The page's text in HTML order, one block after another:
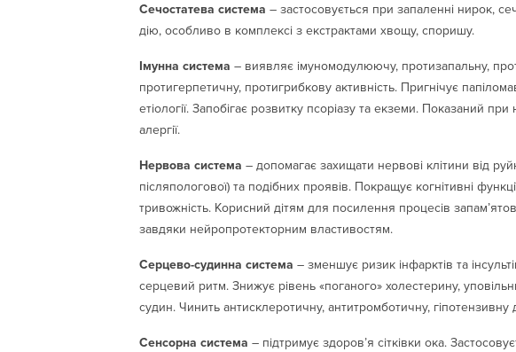
Сечостатева система – застосовується при запаленні нирок,
дію, особливо в комплексі з екстрактами хвощу, споришу.
Імунна система – виявляє імуномодулюючу, протизапальну,
протигерпетичну, протигрибкову активність. Пригнічує
етіології. Запобігає розвитку псоріазу та екземи. Показаний
алергії.
Нервова система – допомагає захищати нервові клітини від
післяпологової) та подібних проявів. Покращує когнітивні
тривожність. Корисний дітям для посилення процесів
завдяки нейропротекторним властивостям.
Серцево-судинна система – зменшує ризик інфарктів та
серцевий ритм. Знижує рівень «поганого» холестерину,
судин. Чинить антисклеротичну, антитромботичну,
Сенсорна система – підтримує здоров’я сітківки ока.